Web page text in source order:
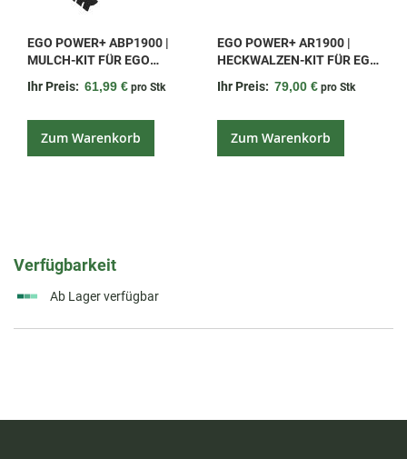
Verfügbarkeit
Ab Lager verfügbar
EGO POWER+ ABP1900 |
MULCH-KIT FÜR EGO
Ihr Preis: 61,99 € pro Stk
Zum Warenkorb
EGO POWER+ AR1900 |
HECKWALZEN-KIT FÜR EGO
Ihr Preis: 79,00 € pro Stk
Zum Warenkorb